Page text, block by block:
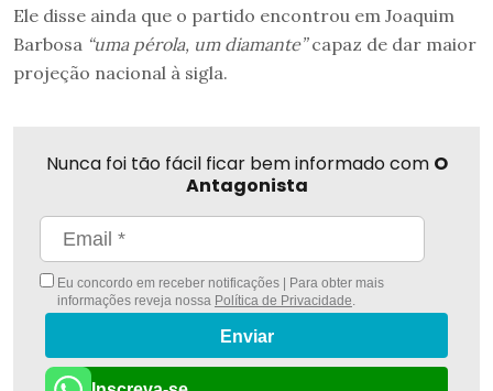
Ele disse ainda que o partido encontrou em Joaquim
Barbosa “uma pérola, um diamante”capaz de dar maior
projeção nacional à sigla.
Nunca foi tão fácil ficar bem informado com O
Antagonista
Eu concordo em receber notificações | Para obter mais
informações reveja nossa Política de Privacidade.
Enviar